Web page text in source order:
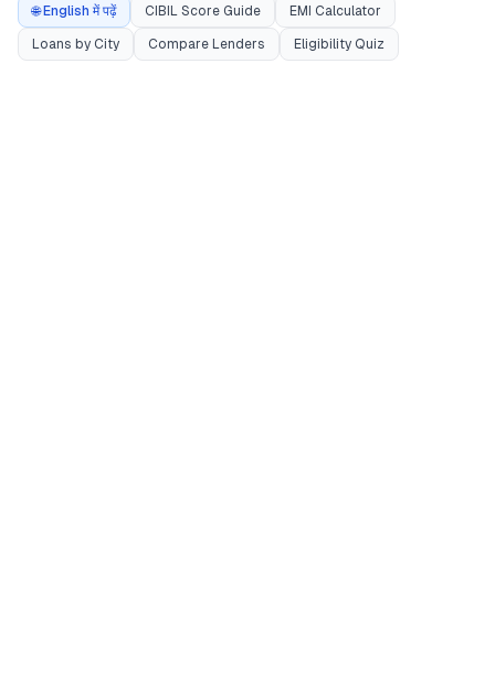
🌐 English में पढ़ें CIBIL Score Guide EMI Calculator
Loans by City Compare Lenders Eligibility Quiz